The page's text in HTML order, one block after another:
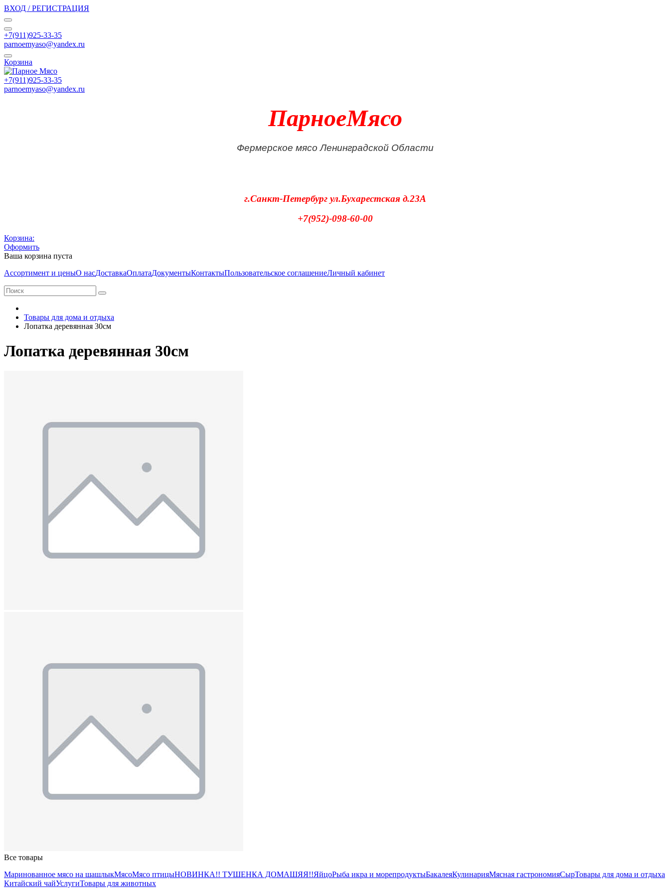
ВХОД / РЕГИСТРАЦИЯ
+7(911)925-33-35
parnoemyaso@yandex.ru
Корзина
+7(911)925-33-35
parnoemyaso@yandex.ru
ПарноеМясо
Фермерское мясо Ленинградской Области
г.Санкт-Петербург ул.Бухарестская д.23А
+7(952)-098-60-00
Корзина:
Оформить
Ваша корзина пуста
Ассортимент и ценыО насДоставкаОплатаДокументыКонтактыПользовательское соглашениеЛичный кабинет
Товары для дома и отдыха
Лопатка деревянная 30см
Лопатка деревянная 30см
Все товары
Маринованное мясо на шашлыкМясоМясо птицыНОВИНКА!! ТУШЕНКА ДОМАШЯЯ!!ЯйцоРыба икра и морепродуктыБакалеяКулинарияМясная гастрономияСырТовары для дома и отдыха
Китайский чайУслугиТовары для животных